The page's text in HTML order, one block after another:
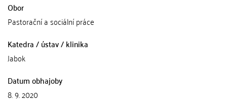
Obor
Pastorační a sociální práce
Katedra / ústav / klinika
Jabok
Datum obhajoby
8. 9. 2020